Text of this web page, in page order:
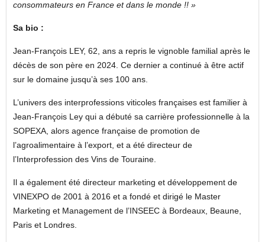
consommateurs en France et dans le monde !! »
Sa bio :
Jean-François LEY, 62, ans a repris le vignoble familial après le
décès de son père en 2024. Ce dernier a continué à être actif
sur le domaine jusqu’à ses 100 ans.
L’univers des interprofessions viticoles françaises est familier à
Jean-François Ley qui a débuté sa carrière professionnelle à la
SOPEXA, alors agence française de promotion de
l’agroalimentaire à l’export, et a été directeur de
l’Interprofession des Vins de Touraine.
Il a également été directeur marketing et développement de
VINEXPO de 2001 à 2016 et a fondé et dirigé le Master
Marketing et Management de l’INSEEC à Bordeaux, Beaune,
Paris et Londres.